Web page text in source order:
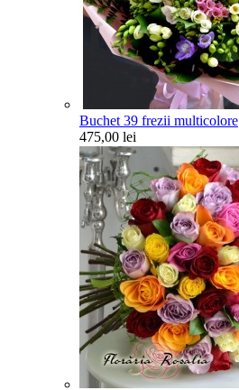
Buchet 39 frezii multicolore
475,00 lei